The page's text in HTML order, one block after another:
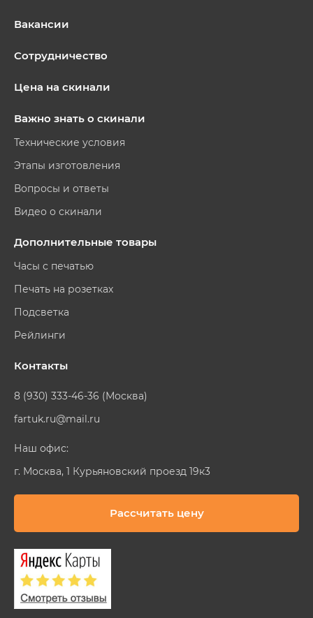
Вакансии
Сотрудничество
Цена на скинали
Важно знать о скинали
Технические условия
Этапы изготовления
Вопросы и ответы
Видео о скинали
Дополнительные товары
Часы с печатью
Печать на розетках
Подсветка
Рейлинги
Контакты
8 (930) 333-46-36 (Москва)
fartuk.ru@mail.ru
Наш офис:
г. Москва, 1 Курьяновский проезд 19к3
Рассчитать цену